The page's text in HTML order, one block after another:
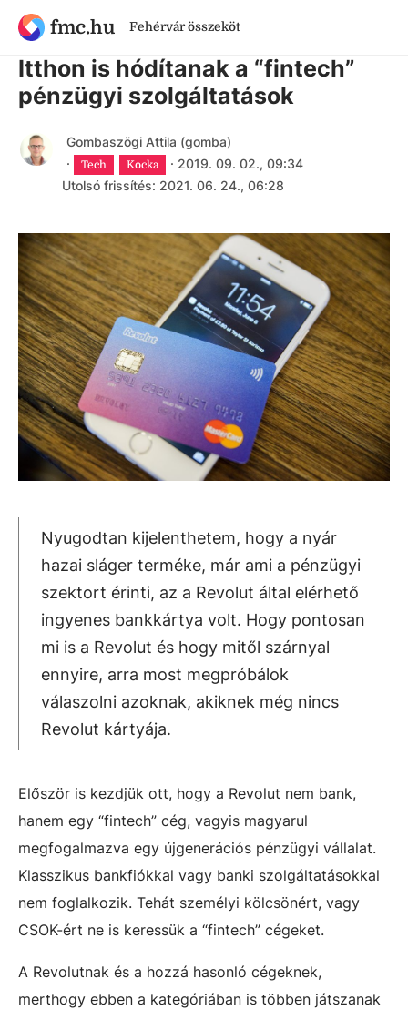
fmc.hu Fehérvár összeköt
6 évnél régebbi cikk
Itthon is hódítanak a “fintech”
pénzügyi szolgáltatások
Gombaszögi Attila (gomba)
·
Tech Kocka · 2019. 09. 02., 09:34
Utolsó frissítés: 2021. 06. 24., 06:28
Nyugodtan kijelenthetem, hogy a nyár
hazai sláger terméke, már ami a pénzügyi
szektort érinti, az a Revolut által elérhető
ingyenes bankkártya volt. Hogy pontosan
mi is a Revolut és hogy mitől szárnyal
ennyire, arra most megpróbálok
válaszolni azoknak, akiknek még nincs
Revolut kártyája.
Először is kezdjük ott, hogy a Revolut nem bank,
hanem egy “fintech” cég, vagyis magyarul
megfogalmazva egy újgenerációs pénzügyi vállalat.
Klasszikus bankfiókkal vagy banki szolgáltatásokkal
nem foglalkozik. Tehát személyi kölcsönért, vagy
CSOK-ért ne is keressük a “fintech” cégeket.
A Revolutnak és a hozzá hasonló cégeknek,
merthogy ebben a kategóriában is többen játszanak